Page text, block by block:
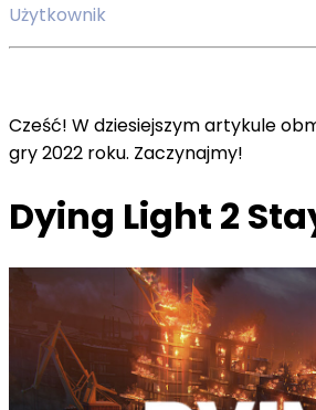
Użytkownik
Cześć! W dziesiejszym artykule
gry 2022 roku. Zaczynajmy!
Dying Light 2